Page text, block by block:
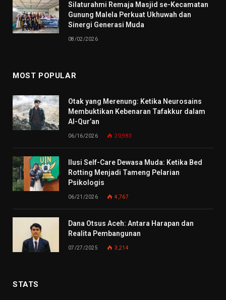
Silaturahmi Remaja Masjid se-Kecamatan
Gunung Malela Perkuat Ukhuwah dan
Sinergi Generasi Muda
08/02/2026
MOST POPULAR
Otak yang Merenung: Ketika Neurosains
Membuktikan Kebenaran Tafakkur dalam
Al-Qur’an
06/16/2026 20,983
Ilusi Self-Care Dewasa Muda: Ketika Bed
Rotting Menjadi Tameng Pelarian
Psikologis
06/21/2026 4,767
Dana Otsus Aceh: Antara Harapan dan
Realita Pembangunan
07/27/2025 3,214
STATS